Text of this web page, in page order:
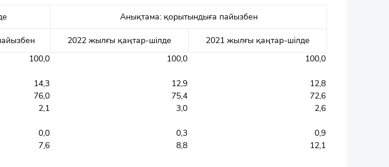
Анықтама: қорытындыға пайызбен
2022 жылғы қаңтар-шілде
2021 жылғы қаңтар-шілде
100,0 100,0
100,0
14,3 12,9
12,8
76,0 75,4
72,6
2,1 3,0
2,6
0,0 0,3
0,9
7,6 8,8
12,1